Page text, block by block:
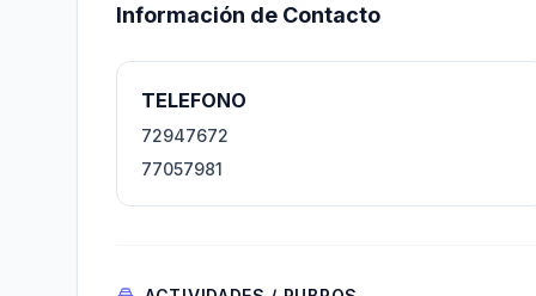
Información de Contacto
TELEFONO
72947672
77057981